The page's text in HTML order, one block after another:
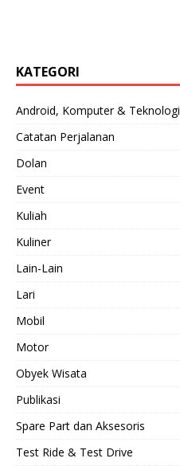
KATEGORI
Android, Komputer & Teknologi
Catatan Perjalanan
Dolan
Event
Kuliah
Kuliner
Lain-Lain
Lari
Mobil
Motor
Obyek Wisata
Publikasi
Spare Part dan Aksesoris
Test Ride & Test Drive